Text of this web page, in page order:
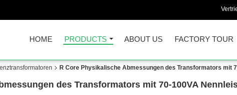
HOME PRODUCTS ABOUT US FACTORY TOUR
R Core Physikalische Abmessungen des Transformators mit
des Transformators mit 70-100VA